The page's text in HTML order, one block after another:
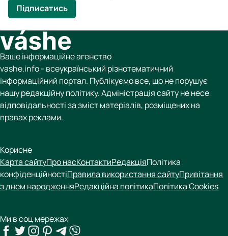
Підписатись
Ваше інформаційне агенство
vashe.info - всеукраїнський різнотематичний
інформаційний портал. Публікуємо все, що не порушує
нашу редакційну політику. Адміністрація сайту не несе
відповідальності за зміст матеріалів, розміщених на
правах реклами.
Корисне
Карта сайтуПро насКонтактиРедакціяПолітика
конфіденційностіПравила використання сайтуПривітання
з днем народженняРедакційна політикаПолітика Cookies
Ми в соц мережах